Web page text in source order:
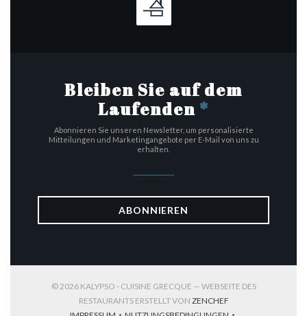
Bleiben Sie auf dem
Laufenden *
Abonnieren Sie unseren Newsletter, um personalisierte
Mitteilungen und Marketingangebote per E-Mail von uns zu
erhalten.
ABONNIEREN
© 2026 KALYPSO - CUISINE GRECQUE — WEBSEITE DES
RESTAURANTS ERSTELLT VON ZENCHEF((ÖFFNET EIN